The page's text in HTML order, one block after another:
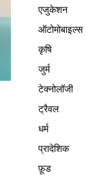
एजुकेशन
ऑटोमोबाइल्स
कृषि
जुर्म
टेक्नोलॉजी
ट्रैवल
धर्म
प्रादेशिक
फ़ूड